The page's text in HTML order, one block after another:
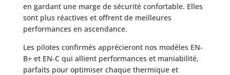
en gardant une marge de sécurité confortable. Elles
sont plus réactives et offrent de meilleures
performances en ascendance.
Les pilotes confirmés apprécieront nos modèles EN-
B+ et EN-C qui allient performances et maniabilité,
parfaits pour optimiser chaque thermique et